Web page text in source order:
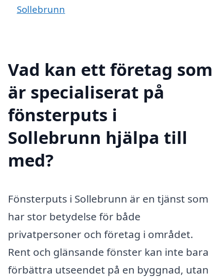
Sollebrunn
Vad kan ett företag som
är specialiserat på
fönsterputs i
Sollebrunn hjälpa till
med?
Fönsterputs i Sollebrunn är en tjänst som
har stor betydelse för både
privatpersoner och företag i området.
Rent och glänsande fönster kan inte bara
förbättra utseendet på en byggnad, utan